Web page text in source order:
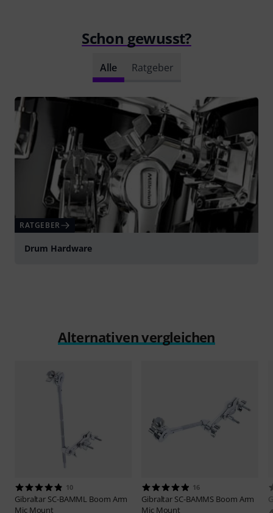
Schon gewusst?
Alle Ratgeber
RATGEBER
Drum Hardware
Alternativen vergleichen
10
Gibraltar SC-BAMML Boom Arm
Mic Mount
16
Gibraltar SC-BAMMS Boom Arm
Mic Mount